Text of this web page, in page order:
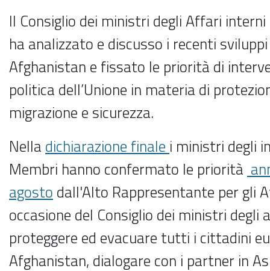
Il Consiglio dei ministri degli Affari interni
ha analizzato e discusso i recenti
Afghanistan e fissato le priorità di
politica dell’Unione in materia di
migrazione e sicurezza.
Nella dichiarazione finale i ministri degli
Membri hanno confermato le priorità
agosto dall'Alto Rappresentante per gli
occasione del Consiglio dei ministri degli
proteggere ed evacuare tutti i cittadini
Afghanistan, dialogare con i partner in